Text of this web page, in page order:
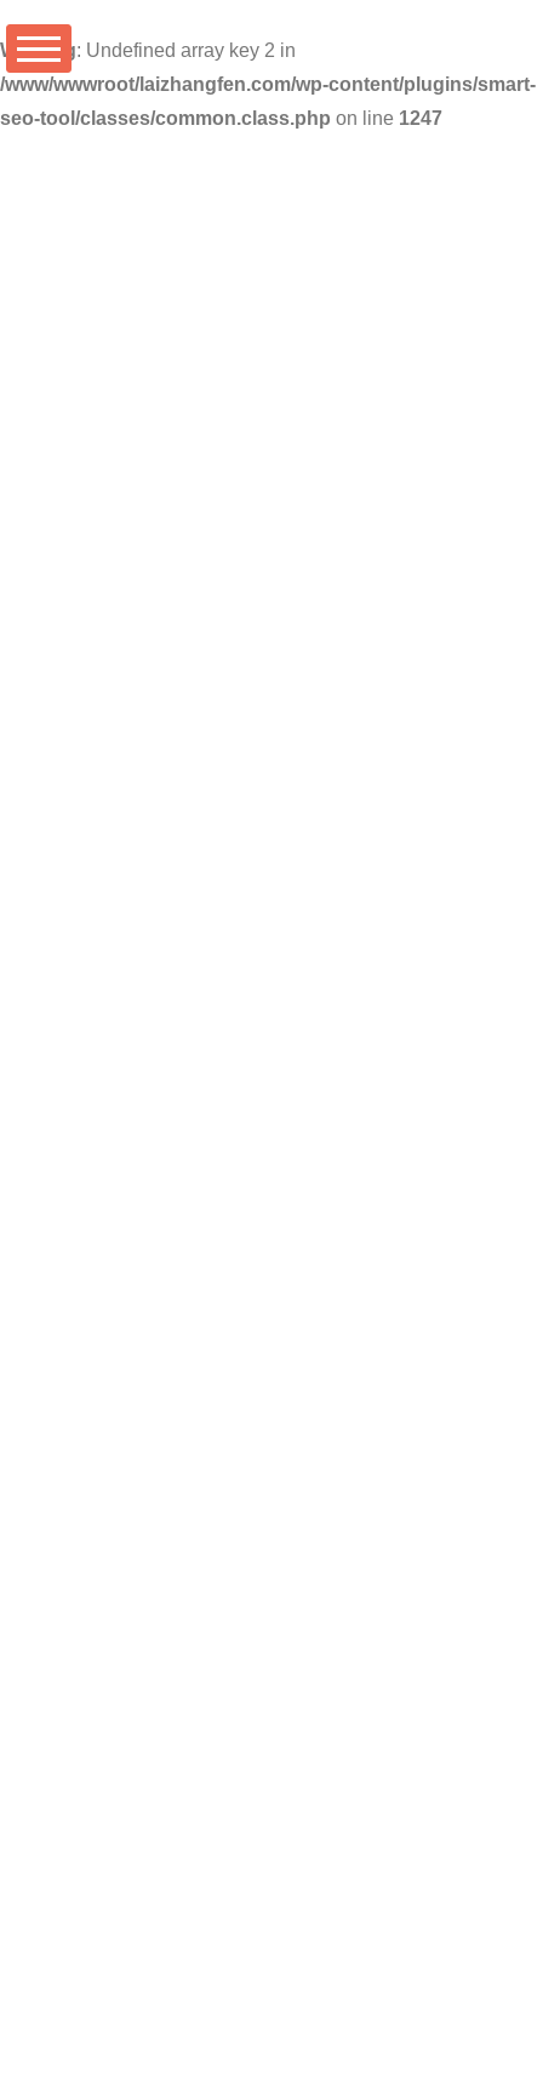
Warning: Undefined array key 2 in
/www/wwwroot/laizhangfen.com/wp-content/plugins/smart-
seo-tool/classes/common.class.php on line 1247